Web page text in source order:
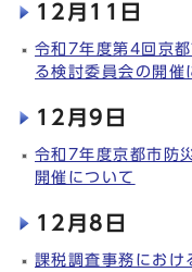
12月11日
令和7年度第4回京
る検討委員会の開催
12月9日
令和7年度京都市防
開催について
12月8日
課税調査事務におけ